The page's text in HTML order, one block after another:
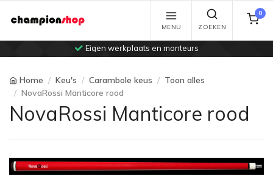
Eigen werkplaats en monteurs
MENU ZOEKEN
0
Home Keu's Carambole keus
Toon alles
NovaRossi Manticore rood
NovaRossi Manticore rood